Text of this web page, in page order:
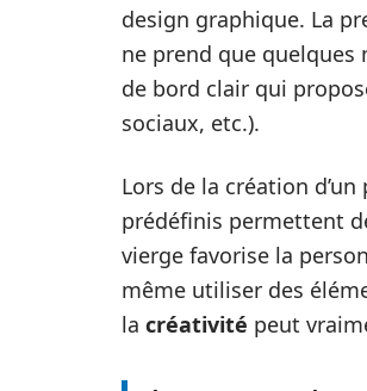
design graphique. La
ne prend que quelques
de bord clair qui
sociaux, etc.).
Lors de la création
prédéfinis permettent
vierge favorise la
même utiliser des
la créativité peut